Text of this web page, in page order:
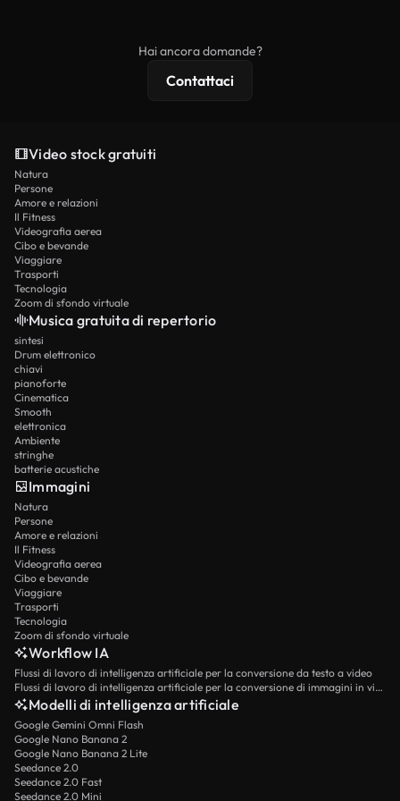
Hai ancora domande?
Contattaci
Video stock gratuiti
Natura
Persone
Amore e relazioni
Il Fitness
Videografia aerea
Cibo e bevande
Viaggiare
Trasporti
Tecnologia
Zoom di sfondo virtuale
Musica gratuita di repertorio
sintesi
Drum elettronico
chiavi
pianoforte
Cinematica
Smooth
elettronica
Ambiente
stringhe
batterie acustiche
Immagini
Natura
Persone
Amore e relazioni
Il Fitness
Videografia aerea
Cibo e bevande
Viaggiare
Trasporti
Tecnologia
Zoom di sfondo virtuale
Workflow IA
Flussi di lavoro di intelligenza artificiale per la conversione da testo a video
Flussi di lavoro di intelligenza artificiale per la conversione di immagini in video
Modelli di intelligenza artificiale
Google Gemini Omni Flash
Google Nano Banana 2
Google Nano Banana 2 Lite
Seedance 2.0
Seedance 2.0 Fast
Seedance 2.0 Mini